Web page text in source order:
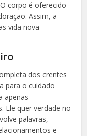
corpo é oferecido
Assim, a
vida nova
dos crentes
para o cuidado
apenas
Ele quer verdade no
palavras,
e